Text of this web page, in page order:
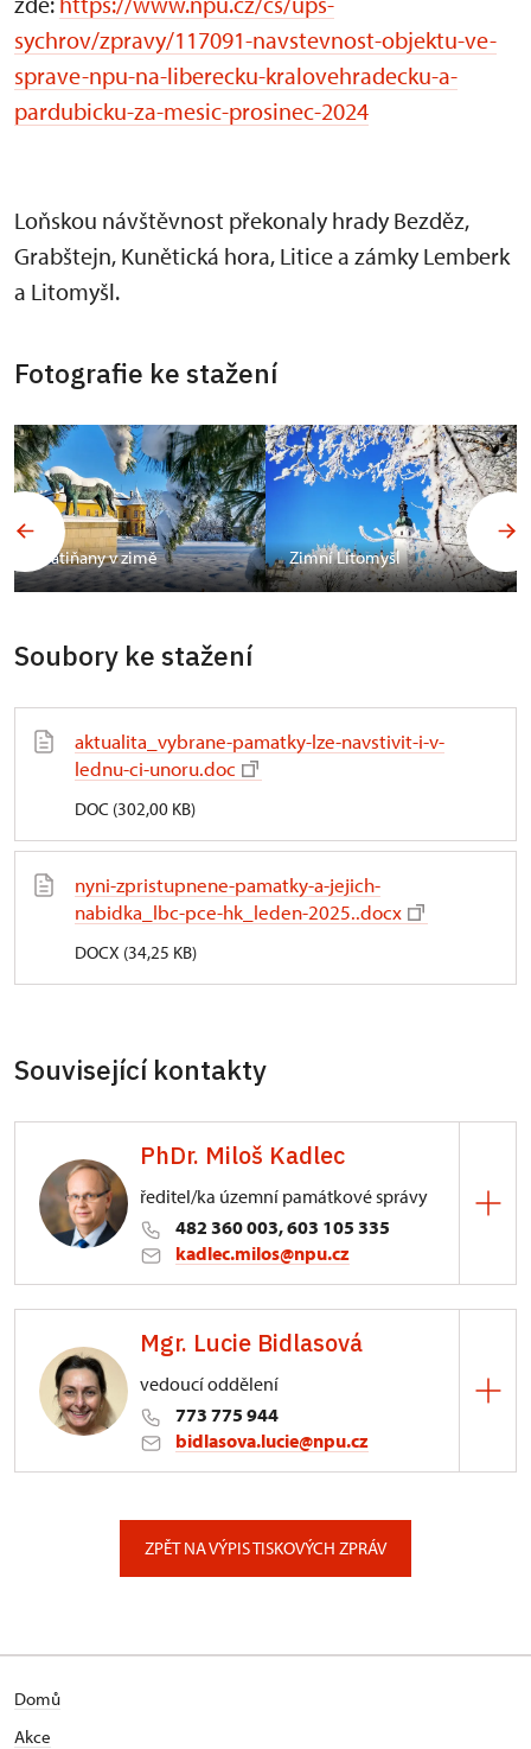
sychrov/zpravy/117091-navstevnost-objektu-ve-
sprave-npu-na-liberecku-kralovehradecku-a-
pardubicku-za-mesic-prosinec-2024
Loňskou návštěvnost překonaly hrady Bezděz,
Grabštejn, Kunětická hora, Litice a zámky Lemberk
a Litomyšl.
Fotografie ke stažení
Slatiňany v zimě Zimní Litomyšl
Soubory ke stažení
aktualita_vybrane-pamatky-lze-navstivit-i-v-
lednu-ci-unoru.doc
DOC (302,00 KB)
nyni-zpristupnene-pamatky-a-jejich-
nabidka_lbc-pce-hk_leden-2025..docx
DOCX (34,25 KB)
Související kontakty
PhDr. Miloš Kadlec
ředitel/ka územní památkové správy
482 360 003, 603 105 335
kadlec.milos@npu.cz
3/, Sychrov 3
Mgr. Lucie Bidlasová
vedoucí oddělení
773 775 944
bidlasova.lucie@npu.cz
ZPĚT NA VÝPIS TISKOVÝCH ZPRÁV
Domů
Akce